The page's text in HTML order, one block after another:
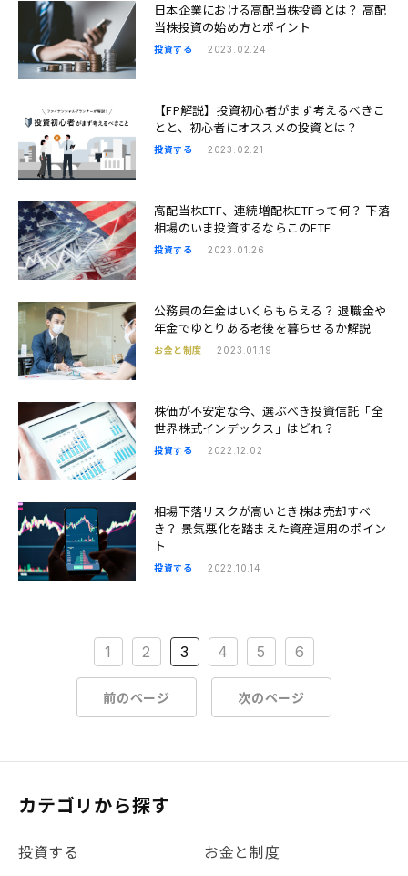
日本企業における高配当株投資とは？ 高配
当株投資の始め方とポイント
投資する 2023.02.24
【FP解説】投資初心者がまず考えるべきこ
とと、初心者にオススメの投資とは？
投資する 2023.02.21
高配当株ETF、連続増配株ETFって何？ 下落
相場のいま投資するならこのETF
投資する 2023.01.26
公務員の年金はいくらもらえる？ 退職金や
年金でゆとりある老後を暮らせるか解説
お金と制度 2023.01.19
株価が不安定な今、選ぶべき投資信託「全
世界株式インデックス」はどれ？
投資する 2022.12.02
相場下落リスクが高いとき株は売却すべ
き？ 景気悪化を踏まえた資産運用のポイン
ト
投資する 2022.10.14
1 2 3 4 5 6
前のページ 次のページ
カテゴリから探す
投資する
お金と制度